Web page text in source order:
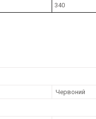
340
Червоний